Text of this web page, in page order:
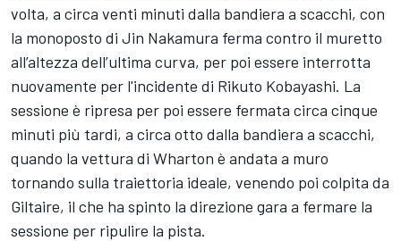
volta, a circa venti minuti dalla bandiera a scacchi, con
la monoposto di Jin Nakamura ferma contro il muretto
all’altezza dell’ultima curva, per poi essere interrotta
nuovamente per l'incidente di Rikuto Kobayashi. La
sessione è ripresa per poi essere fermata circa cinque
minuti più tardi, a circa otto dalla bandiera a scacchi,
quando la vettura di Wharton è andata a muro
tornando sulla traiettoria ideale, venendo poi colpita da
Giltaire, il che ha spinto la direzione gara a fermare la
sessione per ripulire la pista.